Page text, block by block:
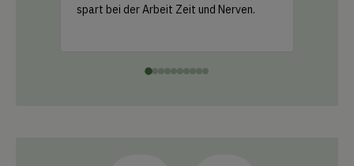
spart bei der Arbeit Zeit und Nerven.